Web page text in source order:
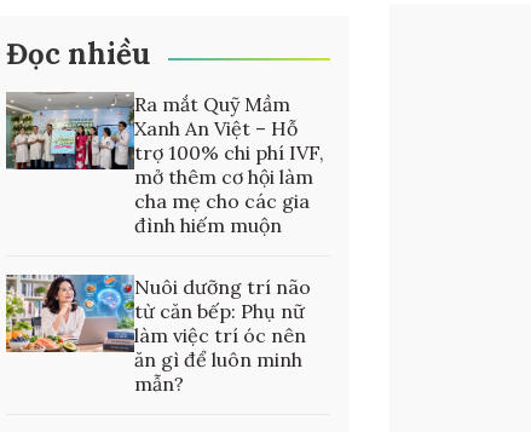
Đọc nhiều
Ra mắt Quỹ Mầm
Xanh An Việt – Hỗ
trợ 100% chi phí IVF,
mở thêm cơ hội làm
cha mẹ cho các gia
đình hiếm muộn
Nuôi dưỡng trí não
từ căn bếp: Phụ nữ
làm việc trí óc nên
ăn gì để luôn minh
mẫn?